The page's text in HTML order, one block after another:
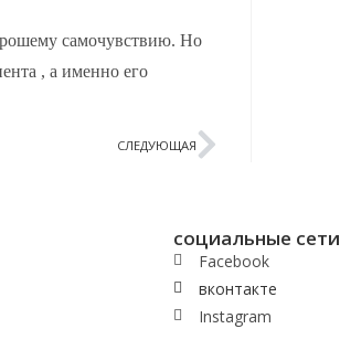
самочувствию. Но
, а именно его
СЛЕДУЮЩАЯ
социальные сети
Facebook
вконтакте
Instagram